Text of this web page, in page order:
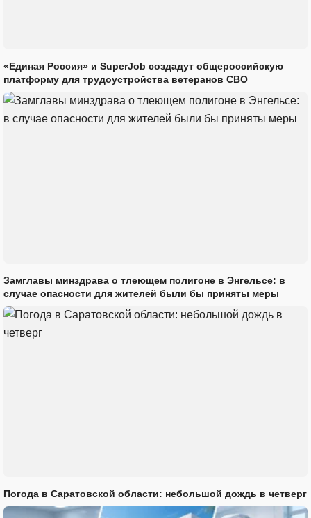
«Единая Россия» и SuperJob создадут общероссийскую
платформу для трудоустройства ветеранов СВО
Замглавы минздрава о тлеющем полигоне в Энгельсе: в
случае опасности для жителей были бы приняты меры
Погода в Саратовской области: небольшой дождь в четверг